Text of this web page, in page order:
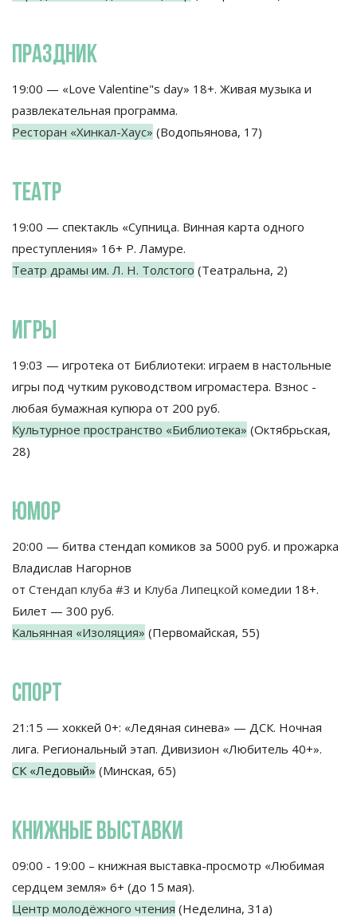
ПРАЗДНИК
19:00 — «Love Valentine"s day» 18+. Живая музыка и
развлекательная программа.
Ресторан «Хинкал-Хаус» (Водопьянова, 17)
ТЕАТР
19:00 — спектакль «Супница. Винная карта одного
преступления» 16+ Р. Ламуре.
Театр драмы им. Л. Н. Толстого (Театральна, 2)
ИГРЫ
19:03 — игротека от Библиотеки: играем в настольные
игры под чутким руководством игромастера. Взнос -
любая бумажная купюра от 200 руб.
Культурное пространство «Библиотека» (Октябрьская,
28)
ЮМОР
20:00 — битва стендап комиков за 5000 руб. и прожарка
Владислав Нагорнов
от Стендап клуба #3 и Клуба Липецкой комедии 18+.
Билет — 300 руб.
Кальянная «Изоляция» (Первомайская, 55)
СПОРТ
21:15 — хоккей 0+: «Ледяная синева» — ДСК. Ночная
лига. Региональный этап. Дивизион «Любитель 40+».
СК «Ледовый» (Минская, 65)
КНИЖНЫЕ ВЫСТАВКИ
09:00 - 19:00 – книжная выставка-просмотр «Любимая
сердцем земля» 6+ (до 15 мая).
Центр молодёжного чтения (Неделина, 31а)